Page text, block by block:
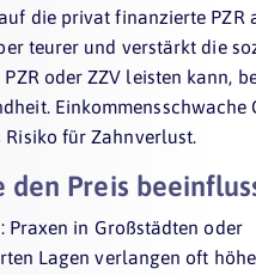
die privat finanzierte PZR
teurer und verstärkt die
oder ZZV leisten kann,
Einkommensschwache
für Zahnverlust.
den Preis
: Praxen in Großstädten oder
Lagen verlangen oft